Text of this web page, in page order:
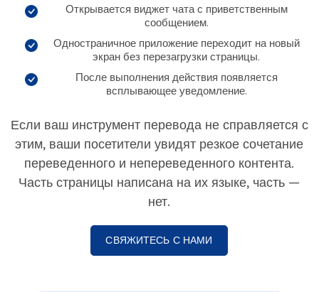
Открывается виджет чата с приветственным
сообщением.
Одностраничное приложение переходит на новый
экран без перезагрузки страницы.
После выполнения действия появляется
всплывающее уведомление.
Если ваш инструмент перевода не справляется с
этим, ваши посетители увидят резкое сочетание
переведенного и непереведенного контента.
Часть страницы написана на их языке, часть —
нет.
СВЯЖИТЕСЬ С НАМИ